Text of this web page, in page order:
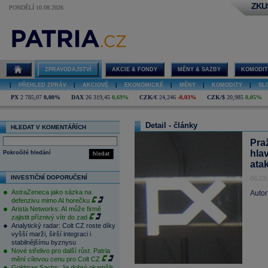
PONDĚLÍ 10.08.2026
ZPRAVODAJSTVÍ AKCIE & FONDY MĚNY & SAZBY
PŘEHLED ZPRÁV AKCIOVÉ EKONOMICKÉ MĚNY KOMODITY
PX 2 785,07 0,00% DAX 26 319,45 0,69% CZK/€ 24,246 -0,03% CZK/$ 20,985 0,05%
HLEDAT V KOMENTÁŘÍCH
hledat
Pokročilé hledání
INVESTIČNÍ DOPORUČENÍ
AstraZeneca jako sázka na
defenzivu mimo AI horečku
Arista Networks: AI může firmě
zajistit příznivý vítr do zad
Analytický radar: Colt CZ roste díky
vyšší marži, širší integraci i
stabilnějšímu byznysu
Nové střelivo pro další růst. Patria
mění cílovou cenu pro Colt CZ
Detail - články